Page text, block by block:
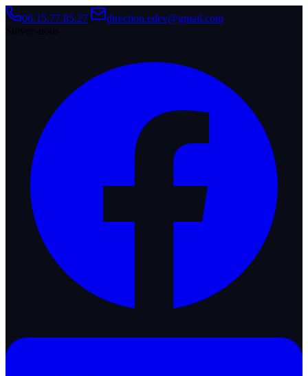
06.15.77.85.27
direction.edev@gmail.com